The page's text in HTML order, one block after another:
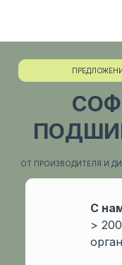
ОТ ПРОИЗВОДИТЕЛЯ И
С
>